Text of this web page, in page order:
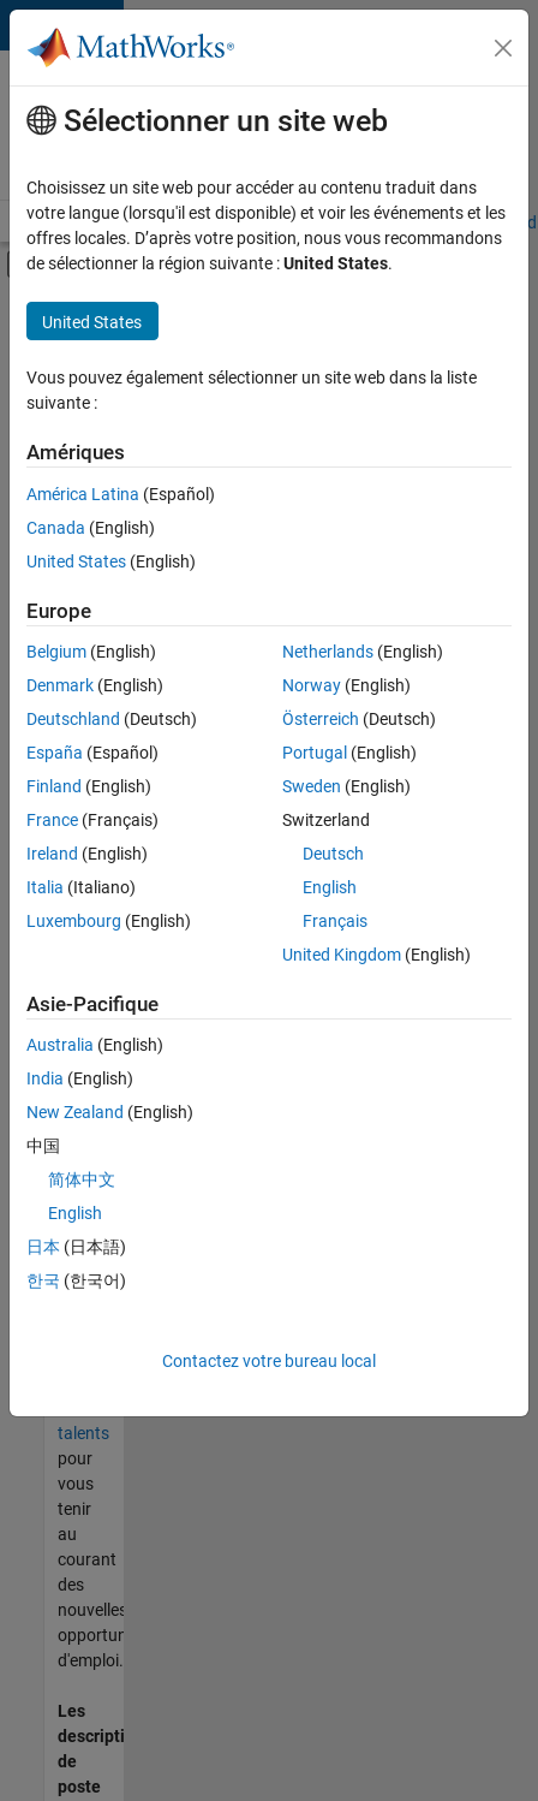
Passer au contenu
Votre
carrière
chez
Accueil Explorer nos opportunités Adresses de nos bureaux
Activer/désactiver l'affichage du menu
Contenu principal
FILTRER PAR
Développement de produits
Gestion des programmes
Ingénierie des versions
Actuellement,
aucune
offre
d'emploi
correspondant
à vos
critères
de
recherche.
Vous
pouvez
élargir
votre
recherche
ou
afficher
l’ensemble
d'emploi.
malgré
tout
vous
trouvez
pas
d'offre
corresponde
à vos
talents
pour
vous
tenir
au
courant
des
nouvelles
opportunités
d'emploi.
Les
descriptions
de
poste
Sélectionner un site web
Choisissez un site web pour accéder au contenu traduit dans
votre langue (lorsqu'il est disponible) et voir les événements et les
offres locales. D’après votre position, nous vous recommandons
de sélectionner la région suivante :United States.
United States
Vous pouvez également sélectionner un site web dans la liste
suivante :
Amériques
América Latina (Español)
Canada (English)
United States (English)
Europe
Belgium (English)
Denmark (English)
Deutschland (Deutsch)
España (Español)
Finland (English)
France (Français)
Ireland (English)
Italia (Italiano)
Luxembourg (English)
Netherlands(English)
Norway(English)
Österreich (Deutsch)
Portugal (English)
Sweden (English)
Switzerland
Deutsch
English
Français
United Kingdom(English)
Asie-Pacifique
Australia (English)
India (English)
New Zealand (English)
中国
简体中文
English
日本 (日本語)
한국 (한국어)
Contactez votre bureau local